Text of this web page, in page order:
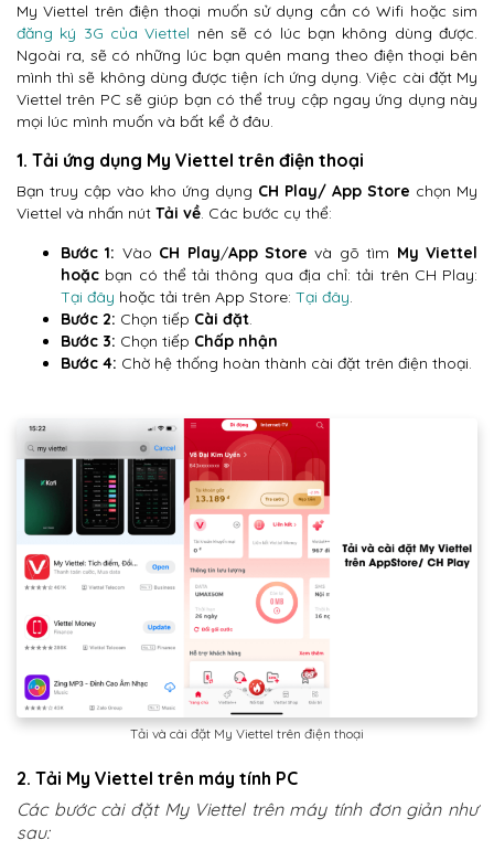
My Viettel trên điện thoại muốn sử dụng cần có Wifi hoặc sim
đăng ký 3G của Viettel nên sẽ có lúc bạn không dùng được.
Ngoài ra, sẽ có những lúc bạn quên mang theo điện thoại bên
mình thì sẽ không dùng được tiện ích ứng dụng. Việc cài đặt My
Viettel trên PC sẽ giúp bạn có thể truy cập ngay ứng dụng này
mọi lúc mình muốn và bất kể ở đâu.
1. Tải ứng dụng My Viettel trên điện thoại
Bạn truy cập vào kho ứng dụng CH Play/ App Store chọn My
Viettel và nhấn nút Tải về. Các bước cụ thể:
Bước 1: Vào CH Play/App Storevà gõ tìm My Viettel
hoặc bạn có thể tải thông qua địa chỉ: tải trên CH Play:
Tại đây hoặc tải trên App Store: Tại đây.
Bước 2: Chọn tiếp Cài đặt.
Bước 3: Chọn tiếp Chấp nhận
Bước 4: Chờ hệ thống hoàn thành cài đặt trên điện thoại.
Tải và cài đặt My Viettel trên điện thoại
2. Tải My Viettel trên máy tính PC
Các bước cài đặt My Viettel trên máy tính đơn giản như
sau: